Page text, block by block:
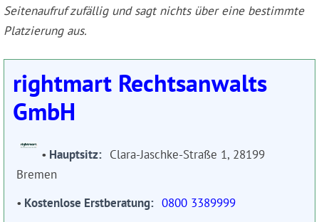
Seitenaufruf zufällig und sagt nichts über eine bestimmte
Platzierung aus.
rightmart Rechtsanwalts
GmbH
Hauptsitz
Clara-Jaschke-Straße 1, 28199
Bremen
Kostenlose Erstberatung
0800 3389999